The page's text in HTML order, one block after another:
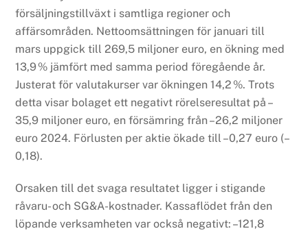
försäljningstillväxt i samtliga regioner och
affärsområden. Nettoomsättningen för januari till
mars uppgick till 269,5 miljoner euro, en ökning med
13,9 % jämfört med samma period föregående år.
Justerat för valutakurser var ökningen 14,2 %. Trots
detta visar bolaget ett negativt rörelseresultat på –
35,9 miljoner euro, en försämring från –26,2 miljoner
euro 2024. Förlusten per aktie ökade till –0,27 euro (–
0,18).
Orsaken till det svaga resultatet ligger i stigande
råvaru- och SG&A-kostnader. Kassaflödet från den
löpande verksamheten var också negativt: –121,8